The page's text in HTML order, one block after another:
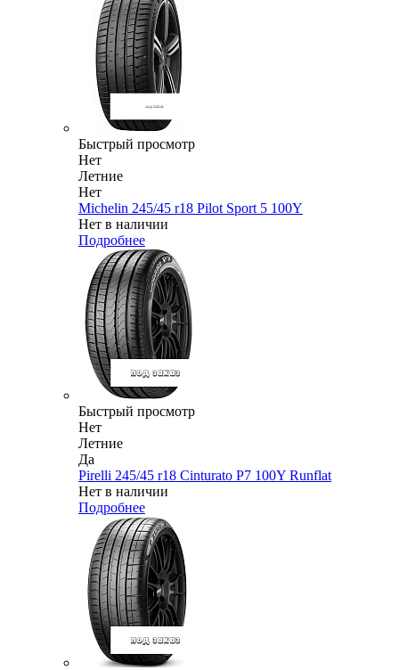
Быстрый просмотр
Нет
Летние
Нет
Michelin 245/45 r18 Pilot Sport 5 100Y
Нет в наличии
Подробнее
Быстрый просмотр
Нет
Летние
Да
Pirelli 245/45 r18 Cinturato P7 100Y Runflat
Нет в наличии
Подробнее